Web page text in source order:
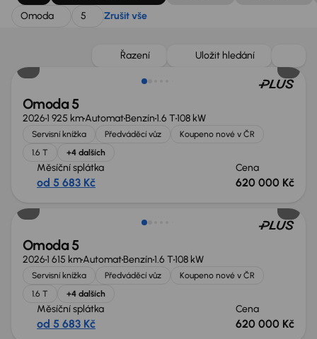
Omoda
5 Zrušit vše
Řazení Uložit hledání
Omoda 5
20261 925 kmAutomatBenzín1.6 T108 kW
Servisní knížka Předváděcí vůz
Koupeno nové v ČR
1.6 T
+4 dalších
Měsíční splátka
od 5 683 Kč
Cena
620 000 Kč
Nově v nabídce
Omoda 5
20261 615 kmAutomatBenzín1.6 T108 kW
Servisní knížka Předváděcí vůz
Koupeno nové v ČR
1.6 T
+4 dalších
Měsíční splátka
od 5 683 Kč
Cena
620 000 Kč
Nově v nabídce